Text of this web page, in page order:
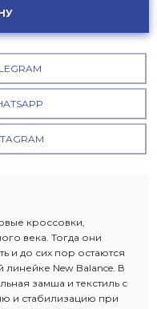
кроссовки,
века. Тогда они
и до сих пор остаются
New Balance. В
замша и текстиль с
и стабилизацию при